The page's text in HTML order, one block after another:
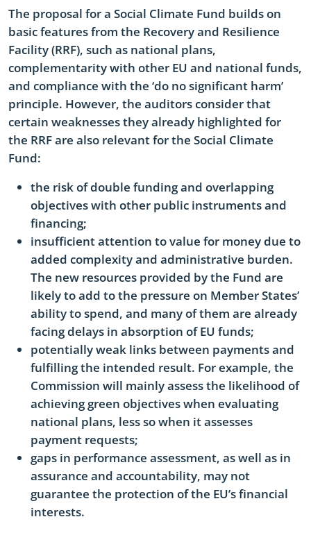
The proposal for a Social Climate Fund builds on
basic features from the Recovery and Resilience
Facility (RRF), such as national plans,
complementarity with other EU and national funds,
and compliance with the ‘do no significant harm’
principle. However, the auditors consider that
certain weaknesses they already highlighted for
the RRF are also relevant for the Social Climate
Fund:
the risk of double funding and overlapping
objectives with other public instruments and
financing;
insufficient attention to value for money due to
added complexity and administrative burden.
The new resources provided by the Fund are
likely to add to the pressure on Member States’
ability to spend, and many of them are already
facing delays in absorption of EU funds;
potentially weak links between payments and
fulfilling the intended result. For example, the
Commission will mainly assess the likelihood of
achieving green objectives when evaluating
national plans, less so when it assesses
payment requests;
gaps in performance assessment, as well as in
assurance and accountability, may not
guarantee the protection of the EU’s financial
interests.